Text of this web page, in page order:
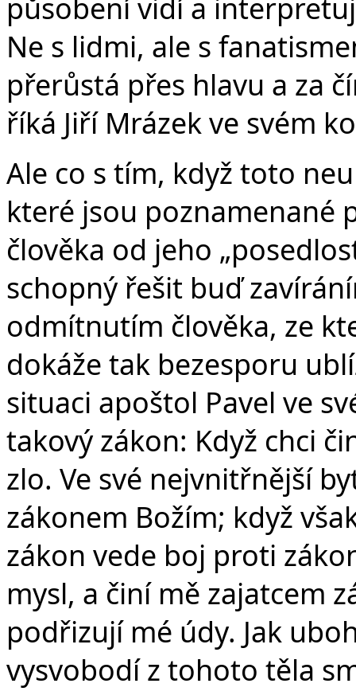
působení vidí a
Ne s lidmi, ale s
přerůstá přes hlavu a za
říká Jiří Mrázek ve svém
Ale co s tím, když toto
které jsou poznamenané
člověka od jeho
schopný řešit buď
odmítnutím člověka, ze
dokáže tak bezesporu
situaci apoštol Pavel ve
takový zákon: Když chci
zlo. Ve své nejvnitřnější
zákonem Božím; když
zákon vede boj proti
mysl, a činí mě zajatcem
podřizují mé údy. Jak
vysvobodí z tohoto těla